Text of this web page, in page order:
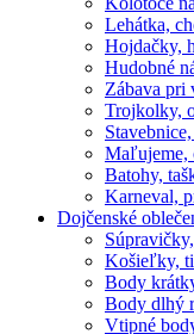
Lehátka,
Hojdačky,
Hudobné
Zábava pri
Trojkolky,
Maľujeme,
Batohy,
Karneval,
Dojčenské
Košieľky,
Body
Body dlhý
Vtipné